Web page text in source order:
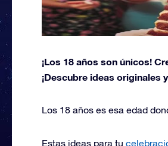
¡Los 18 años son únicos!
¡Descubre ideas originales
Los 18 años es esa edad
Estas ideas para tu